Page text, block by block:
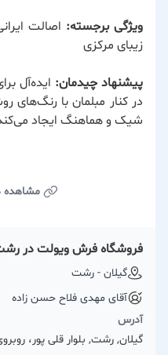
ویژگی برجسته: اصالت
زیبای مرکزی
پیشنهاد چیدمان: ایده‌آل
در کنار مبلمان با
شیک و هماهنگ ایجاد
فروشگاه فرش ویولت در
گیلان - رشت
آقای مهدی فلاح حسن زاده
آدرس
گیلان, رشت, بلوار قلی پور،